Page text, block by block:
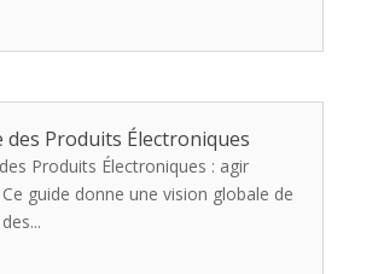
des Produits Électroniques
Produits Électroniques : agir
guide donne une vision globale de